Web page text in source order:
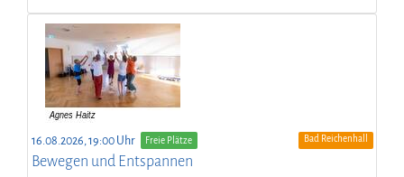
16.08.2026, 19:00 Uhr Freie Plätze Bad Reichenhall
Bewegen und Entspannen